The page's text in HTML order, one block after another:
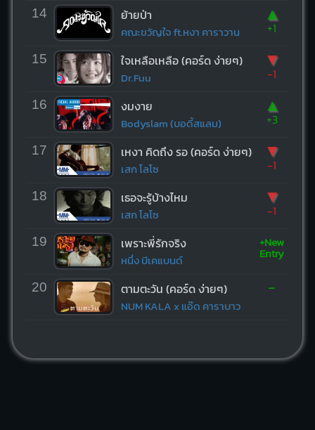
14 ย้ายป่า
คณะขวัญใจ ft.หงา คาราวาน
▲
+1
15 ใจเหลือเหลือ (คอร์ด ง่ายๆ)
Dr.Fuu
▼
-1
16 งมงาย
Bodyslam (บอดี้สแลม)
▲
+3
17 เหงา คิดถึง รอ (คอร์ด ง่ายๆ)
เสก โลโซ
▼
-1
18 เธอจะรู้บ้างไหม
เสก โลโซ
▼
-1
19 เพราะพี่รักจริง
หนึ่ง บีเคแบนด์
+New
Entry
20 ตามตะวัน (คอร์ด ง่ายๆ)
NUM KALA x แอ๊ด คาราบาว
-